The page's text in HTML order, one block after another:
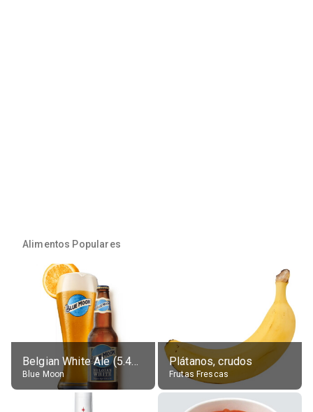
Alimentos Populares
Belgian White Ale (5.4% alc.)
Blue Moon
Plátanos, crudos
Frutas Frescas